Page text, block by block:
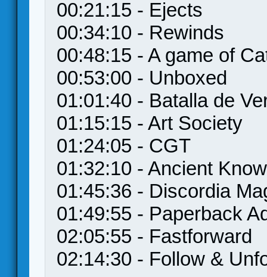
00:21:15 - Ejects
00:34:10 - Rewinds
00:48:15 - A game of
00:53:00 - Unboxed
01:01:40 - Batalla de
01:15:15 - Art Society
01:24:05 - CGT
01:32:10 - Ancient
01:45:36 - Discordia
01:49:55 - Paperback
02:05:55 - Fastforward
02:14:30 - Follow &